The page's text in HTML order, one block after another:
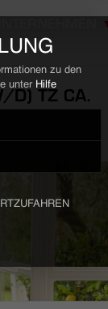
zu den
unter Hilfe
D) TZ CA.